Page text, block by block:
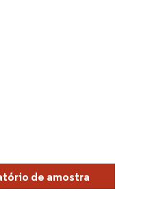
de amostra